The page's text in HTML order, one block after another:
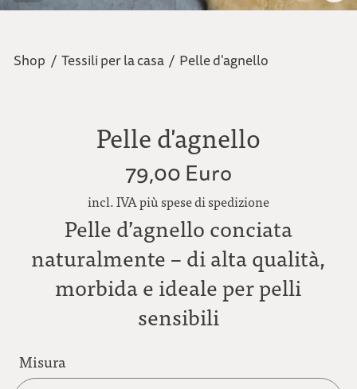
Shop / Tessili per la casa / Pelle d'agnello
Pelle d'agnello
79,00 Euro
incl. IVA più spese di spedizione
Pelle d’agnello conciata
naturalmente – di alta qualità,
morbida e ideale per pelli
sensibili
Misura